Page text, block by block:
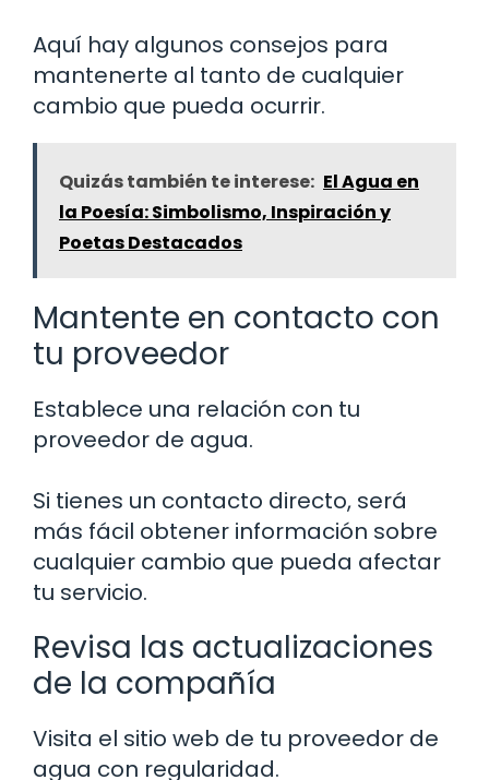
Aquí hay algunos consejos para
mantenerte al tanto de cualquier
cambio que pueda ocurrir.
Quizás también te interese: El Agua en
la Poesía: Simbolismo, Inspiración y
Poetas Destacados
Mantente en contacto con
tu proveedor
Establece una relación con tu
proveedor de agua.
Si tienes un contacto directo, será
más fácil obtener información sobre
cualquier cambio que pueda afectar
tu servicio.
Revisa las actualizaciones
de la compañía
Visita el sitio web de tu proveedor de
agua con regularidad.